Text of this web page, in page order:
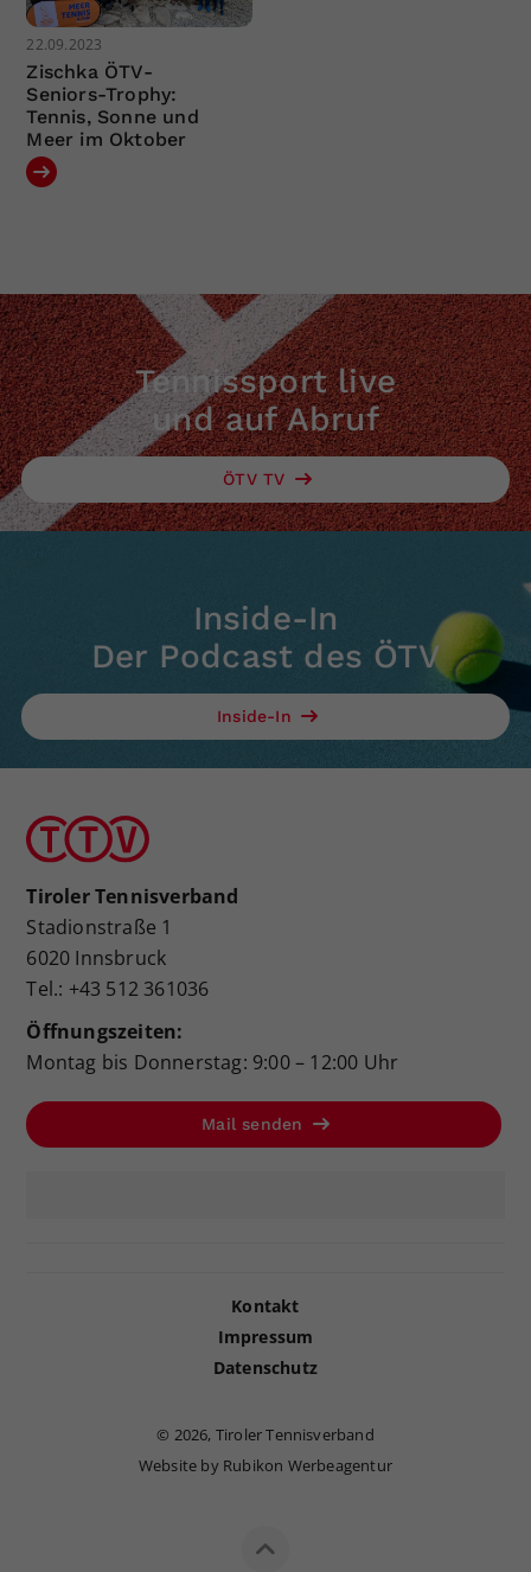
22.09.2023
Zischka ÖTV-
Seniors-Trophy:
Tennis, Sonne und
Meer im Oktober
Tennissport live
und auf Abruf
ÖTV TV
Inside-In
Der Podcast des ÖTV
Inside-In
Tiroler Tennisverband
Stadionstraße 1
6020 Innsbruck
Tel.: +43 512 361036
Öffnungszeiten:
Montag bis Donnerstag: 9:00 – 12:00 Uhr
Mail senden
Kontakt
Impressum
Datenschutz
© 2026, Tiroler Tennisverband
Website by Rubikon Werbeagentur